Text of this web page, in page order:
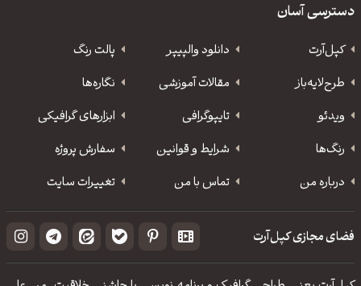
دسترسی آسان
کپل‌آرت دانلود‌ والپیپر
پالت رنگ
طرح‌لایه‌باز
مقالات آموزشی
نگاره‌ها
ویدئو
‌تایپوگرافی
ابزارهای گرافیکی
رنگ‌ها
شرایط و قوانین
سفارش پروژه
درباره من
تماس با من تغییرات سایت
فضای مجازی کپل‌آرت